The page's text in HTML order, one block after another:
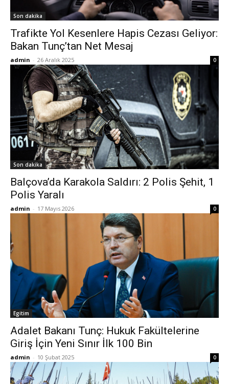
Son dakika
Trafikte Yol Kesenlere Hapis Cezası Geliyor:
Bakan Tunç’tan Net Mesaj
admin - 26 Aralık 2025 0
Son dakika
Balçova’da Karakola Saldırı: 2 Polis Şehit, 1
Polis Yaralı
admin - 17 Mayıs 2026 0
Egitim
Adalet Bakanı Tunç: Hukuk Fakültelerine
Giriş İçin Yeni Sınır İlk 100 Bin
admin - 10 Şubat 2025 0